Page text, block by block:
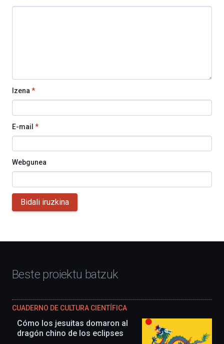
Izena*
E-mail *
Webgunea
Bidali iruzkina
Beste proiektu batzuk
CUADERNO DE CULTURA CIENTÍFICA
Cómo los jesuitas domaron al
dragón chino de los eclipses